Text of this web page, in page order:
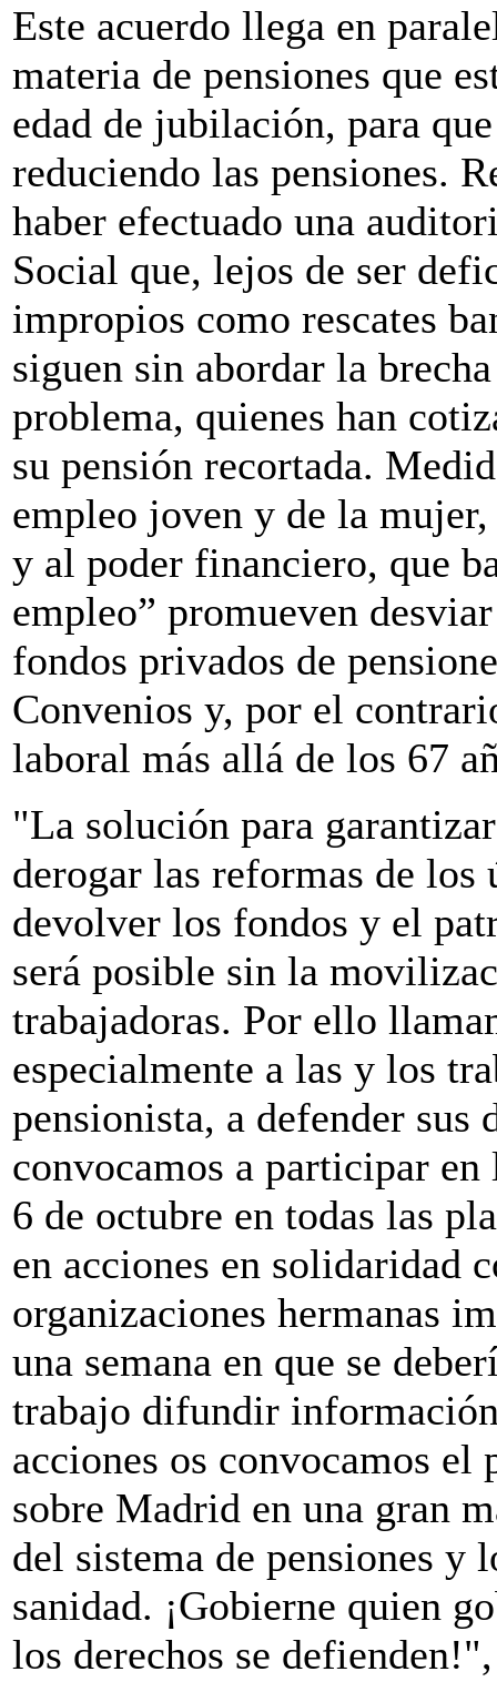
Este acuerdo llega en
materia de pensiones que
edad de jubilación, para
reduciendo las pensiones.
haber efectuado una
Social que, lejos de ser
impropios como rescates
siguen sin abordar la
problema, quienes han
su pensión recortada.
empleo joven y de la
y al poder financiero, que
empleo” promueven
fondos privados de
Convenios y, por el
laboral más allá de los 67
"La solución para
derogar las reformas de
devolver los fondos y el
será posible sin la
trabajadoras. Por ello
especialmente a las y los
pensionista, a defender sus
convocamos a participar
6 de octubre en todas las
en acciones en solidaridad
organizaciones hermanas
una semana en que se
trabajo difundir
acciones os convocamos
sobre Madrid en una gran
del sistema de pensiones y
sanidad. ¡Gobierne quien
los derechos se